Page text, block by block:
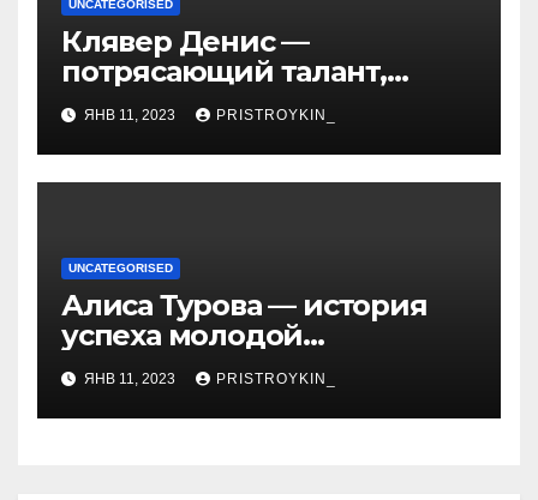
UNCATEGORISED
Клявер Денис —
потрясающий талант,
захватывающий сердца
миллионов слушателей —
узнайте обо всем, что
нужно знать о его
жизни!
ЯНВ 11, 2023 PRISTROYKIN_
UNCATEGORISED
Алиса Турова — история
успеха молодой
предпринимательницы,
которая покорила бизнес-
мир своим уникальным
ЯНВ 11, 2023 PRISTROYKIN_